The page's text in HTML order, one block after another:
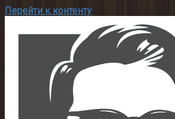
Перейти к контенту